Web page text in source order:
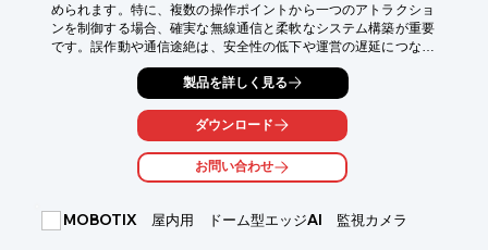
められます。特に、複数の操作ポイントから一つのアトラクショ
ンを制御する場合、確実な無線通信と柔軟なシステム構築が重要
です。誤作動や通信途絶は、安全性の低下や運営の遅延につなが
る可能性があります。当社の426MHz帯 無線リモコン受信機は、
最大32台の送信機ID登録に対応し、多対多の柔軟なマルチポイン
ト制御を実現します。
【活用シーン】
・アトラクションの起動・停止
・照明や効果音の遠隔操作
【導入の効果】
製品を詳しく見る
ダウンロード
お問い合わせ
MOBOTIX 屋内用 ドーム型エッジAI 監視カメラ